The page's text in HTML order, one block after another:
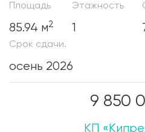
Площадь
85.94 м2
Этажность
1
Срок сдачи.
осень 2026
9 850
КП